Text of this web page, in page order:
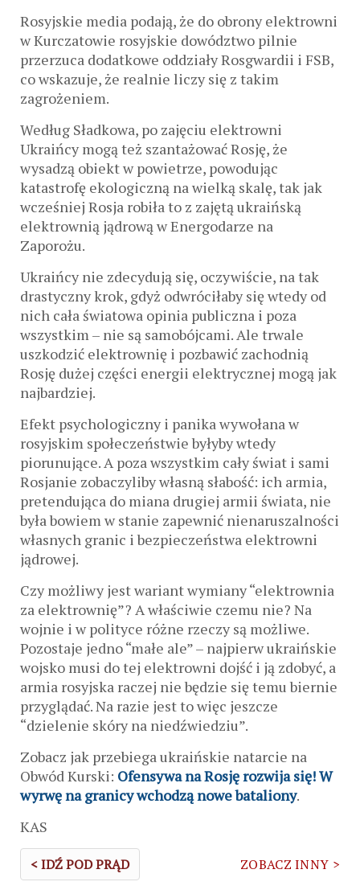
Rosyjskie media podają, że do obrony elektrowni
w Kurczatowie rosyjskie dowództwo pilnie
przerzuca dodatkowe oddziały Rosgwardii i FSB,
co wskazuje, że realnie liczy się z takim
zagrożeniem.
Według Sładkowa, po zajęciu elektrowni
Ukraińcy mogą też szantażować Rosję, że
wysadzą obiekt w powietrze, powodując
katastrofę ekologiczną na wielką skalę, tak jak
wcześniej Rosja robiła to z zajętą ukraińską
elektrownią jądrową w Energodarze na
Zaporożu.
Ukraińcy nie zdecydują się, oczywiście, na tak
drastyczny krok, gdyż odwróciłaby się wtedy od
nich cała światowa opinia publiczna i poza
wszystkim – nie są samobójcami. Ale trwale
uszkodzić elektrownię i pozbawić zachodnią
Rosję dużej części energii elektrycznej mogą jak
najbardziej.
Efekt psychologiczny i panika wywołana w
rosyjskim społeczeństwie byłyby wtedy
piorunujące. A poza wszystkim cały świat i sami
Rosjanie zobaczyliby własną słabość: ich armia,
pretendująca do miana drugiej armii świata, nie
była bowiem w stanie zapewnić nienaruszalności
własnych granic i bezpieczeństwa elektrowni
jądrowej.
Czy możliwy jest wariant wymiany “elektrownia
za elektrownię”? A właściwie czemu nie? Na
wojnie i w polityce różne rzeczy są możliwe.
Pozostaje jedno “małe ale” – najpierw ukraińskie
wojsko musi do tej elektrowni dojść i ją zdobyć, a
armia rosyjska raczej nie będzie się temu biernie
przyglądać. Na razie jest to więc jeszcze
“dzielenie skóry na niedźwiedziu”.
Zobacz jak przebiega ukraińskie natarcie na
Obwód Kurski: Ofensywa na Rosję rozwija się! W
wyrwę na granicy wchodzą nowe bataliony.
KAS
< IDŹ POD PRĄD ZOBACZ INNY >